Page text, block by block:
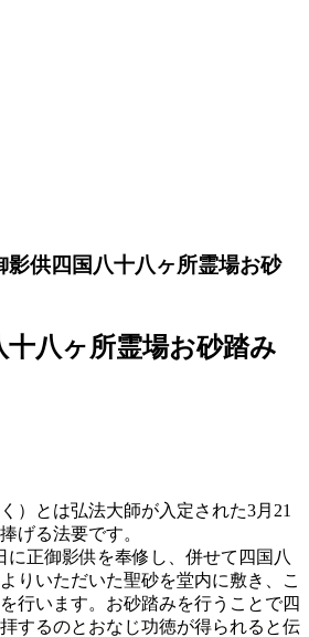
影供四国八十八ヶ所霊場お砂
十八ヶ所霊場お砂踏み
）とは弘法大師が入定された3月21
げる法要です。
に正御影供を奉修し、併せて四国八
りいただいた聖砂を堂内に敷き、こ
行います。お砂踏みを行うことで四
するのとおなじ功徳が得られると伝